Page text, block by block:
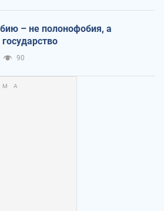
– не полонофобия, а
90